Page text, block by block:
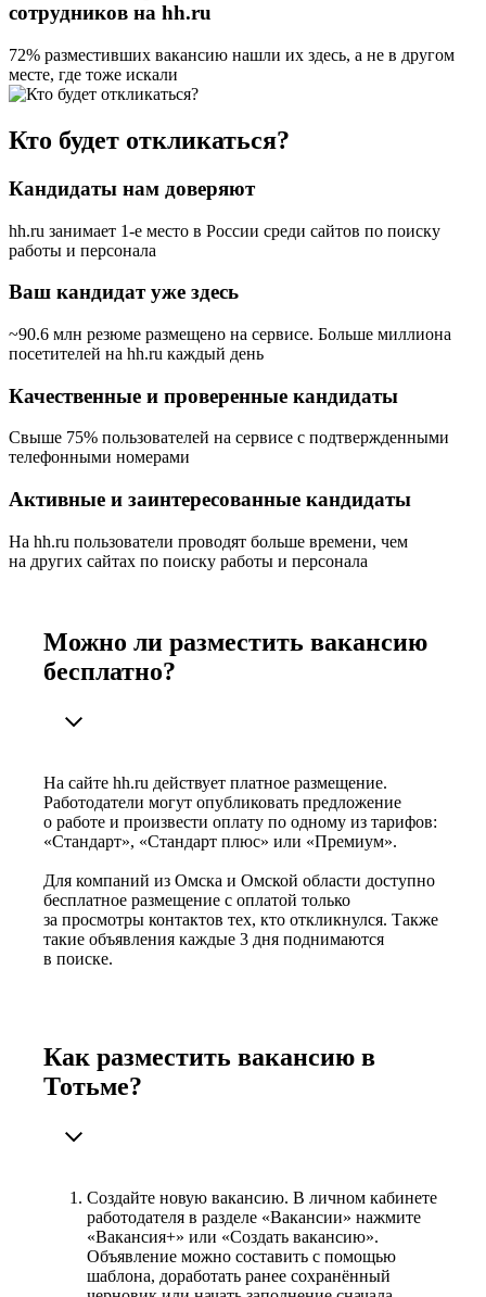
сотрудников на hh.ru
72% разместивших вакансию нашли их здесь, а не в другом
месте, где тоже искали
Кто будет откликаться?
Кандидаты нам доверяют
hh.ru занимает 1-е место в России среди сайтов по поиску
работы и персонала
Ваш кандидат уже здесь
~90.6 млн резюме размещено на сервисе. Больше миллиона
посетителей на hh.ru каждый день
Качественные и проверенные кандидаты
Свыше 75% пользователей на сервисе с подтвержденными
телефонными номерами
Активные и заинтересованные кандидаты
На hh.ru пользователи проводят больше времени, чем
на других сайтах по поиску работы и персонала
Можно ли разместить вакансию
бесплатно?
На сайте hh.ru действует платное размещение.
Работодатели могут опубликовать предложение
о работе и произвести оплату по одному из тарифов:
«Стандарт», «Стандарт плюс» или «Премиум».
Для компаний из Омска и Омской области доступно
бесплатное размещение с оплатой только
за просмотры контактов тех, кто откликнулся. Также
такие объявления каждые 3 дня поднимаются
в поиске.
Как разместить вакансию в
Тотьме?
Создайте новую вакансию. В личном кабинете
работодателя в разделе «Вакансии» нажмите
«Вакансия+» или «Создать вакансию».
Объявление можно составить с помощью
шаблона, доработать ранее сохранённый